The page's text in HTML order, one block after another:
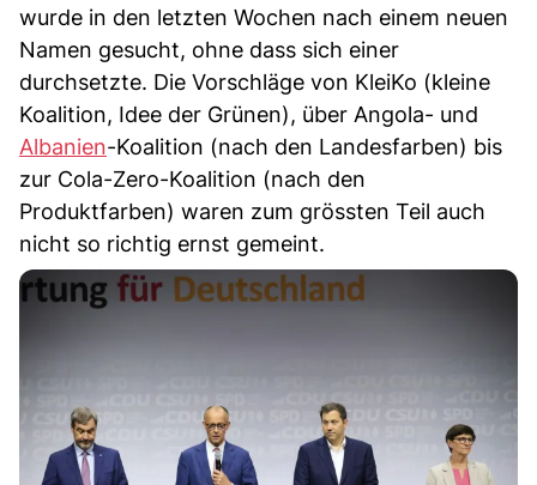
wurde in den letzten Wochen nach einem neuen
Namen gesucht, ohne dass sich einer
durchsetzte. Die Vorschläge von KleiKo (kleine
Koalition, Idee der Grünen), über Angola- und
Albanien-Koalition (nach den Landesfarben) bis
zur Cola-Zero-Koalition (nach den
Produktfarben) waren zum grössten Teil auch
nicht so richtig ernst gemeint.